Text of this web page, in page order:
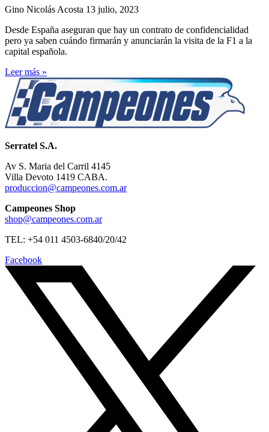
Gino Nicolás Acosta 13 julio, 2023
Desde España aseguran que hay un contrato de confidencialidad
pero ya saben cuándo firmarán y anunciarán la visita de la F1 a la
capital española.
Leer más »
Serratel S.A.
Av S. Maria del Carril 4145
Villa Devoto 1419 CABA.
produccion@campeones.com.ar
Campeones Shop
shop@campeones.com.ar
TEL: +54 011 4503-6840/20/42
Facebook